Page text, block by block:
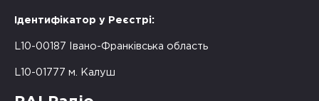
Ідентифікатор у Реєстрі:
L10-00187 Івано-Франківська область
L10-01777 м. Калуш